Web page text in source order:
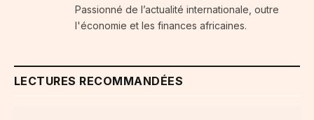
Passionné de l’actualité internationale, outre
l'économie et les finances africaines.
LECTURES RECOMMANDÉES